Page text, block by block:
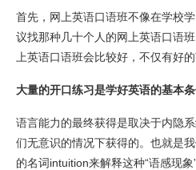
首先，网上英语口语班不像在学校
议找那种几十个人的网上英语口语
上英语口语班会比较好，不仅有好
大量的开口练习是学好英语的基本
语言能力的最终获得是取决于内隐
们无意识的情况下获得的。也就是
的名词intuition来解释这种“语感现象